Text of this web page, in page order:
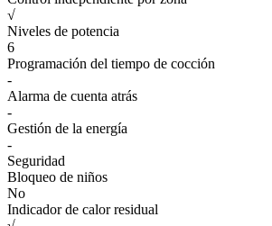
√
Niveles de potencia
6
Programación del tiempo de cocción
-
Alarma de cuenta atrás
-
Gestión de la energía
-
Seguridad
Bloqueo de niños
No
Indicador de calor residual